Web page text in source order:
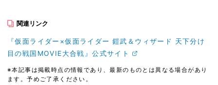
関連リンク
『仮面ライダー×仮面ライダー 鎧武＆ウィザード 天下分け
目の戦国MOVIE大合戦』公式サイト
※本記事は掲載時点の情報であり、最新のものとは異なる場合があり
ます。予めご了承ください。